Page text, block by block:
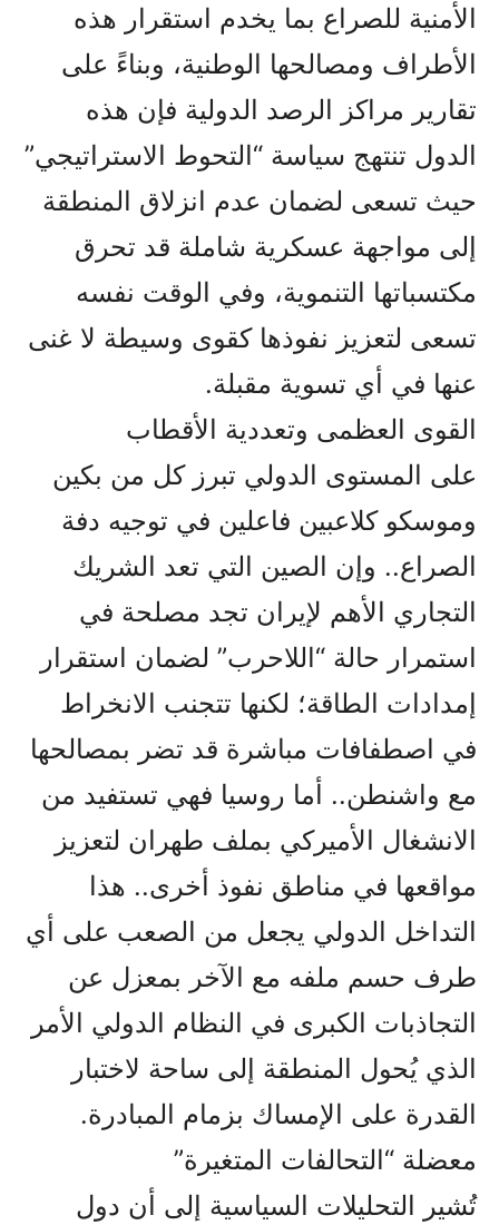
الأمنية للصراع بما يخدم استقرار هذه
الأطراف ومصالحها الوطنية، وبناءً على
تقارير مراكز الرصد الدولية فإن هذه
الدول تنتهج سياسة “التحوط الاستراتيجي”
حيث تسعى لضمان عدم انزلاق المنطقة
إلى مواجهة عسكرية شاملة قد تحرق
مكتسباتها التنموية، وفي الوقت نفسه
تسعى لتعزيز نفوذها كقوى وسيطة لا غنى
عنها في أي تسوية مقبلة.
القوى العظمى وتعددية الأقطاب
على المستوى الدولي تبرز كل من بكين
وموسكو كلاعبين فاعلين في توجيه دفة
الصراع.. وإن الصين التي تعد الشريك
التجاري الأهم لإيران تجد مصلحة في
استمرار حالة “اللاحرب” لضمان استقرار
إمدادات الطاقة؛ لكنها تتجنب الانخراط
في اصطفافات مباشرة قد تضر بمصالحها
مع واشنطن.. أما روسيا فهي تستفيد من
الانشغال الأميركي بملف طهران لتعزيز
مواقعها في مناطق نفوذ أخرى.. هذا
التداخل الدولي يجعل من الصعب على أي
طرف حسم ملفه مع الآخر بمعزل عن
التجاذبات الكبرى في النظام الدولي الأمر
الذي يُحول المنطقة إلى ساحة لاختبار
القدرة على الإمساك بزمام المبادرة.
معضلة “التحالفات المتغيرة”
تُشير التحليلات السياسية إلى أن دول